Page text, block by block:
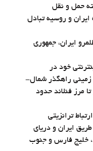
حمل و نقل
و روسیه تبادل
ایران، جمهوری
خود در
راهگذر شمال-
مرز فنلاند حدود
ترانزیتی
ایران و دریای
خلیج فارس و جنوب